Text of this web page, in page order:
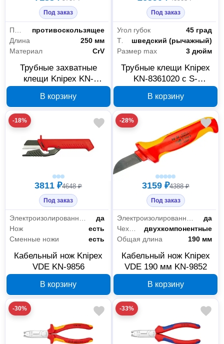
Под заказ
Покрытие рукояток
противоскользящее
Длина
250 мм
Материал
CrV
Трубные захватные
клещи Knipex KN-
В корзину
Под заказ
Угол губок
45 град
Тип
шведский (рычажный)
Размер max
3 дюйм
Трубные клещи Knipex
KN-8361020 с S-
В корзину
-18%
3811 ₽4648 ₽
Под заказ
Электроизолированный (VDE)
да
Нож
есть
Сменные ножи
есть
Кабельный нож Knipex
VDE KN-9856
В корзину
-28%
3159 ₽4388 ₽
Под заказ
Электроизолированный (VDE)
да
Чехлы-рукоятки
двухкомпонентные
Общая длина
190 мм
Кабельный нож Knipex
VDE 190 мм KN-9852
В корзину
-30% -33%